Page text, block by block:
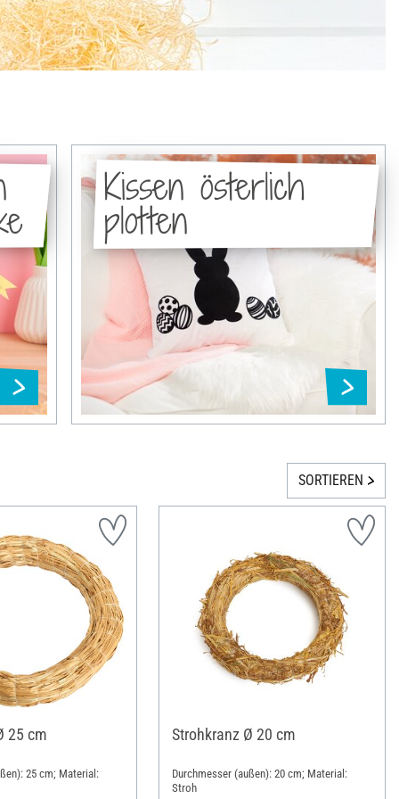
Kissen österlich
plotten
SORTIEREN
25 cm
25 cm; Material:
Strohkranz Ø 20 cm
Durchmesser (außen): 20 cm; Material:
Stroh